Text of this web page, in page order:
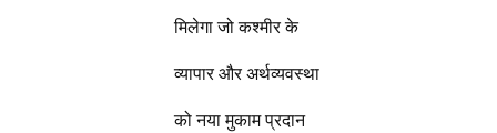
मिलेगा जो कश्मीर के
व्यापार और अर्थव्यवस्था
को नया मुकाम प्रदान